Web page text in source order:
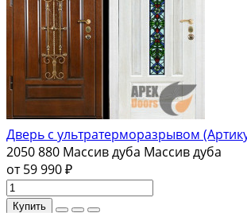
Дверь с ультратерморазрывом
2050880 Массив дуба Массив дуба
от 59 990 ₽
Купить